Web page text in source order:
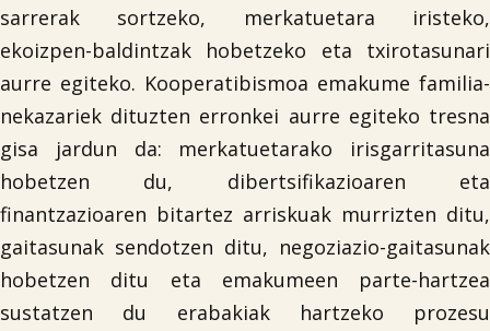
sarrerak sortzeko, merkatuetara iristeko,
ekoizpen-baldintzak hobetzeko eta txirotasunari
aurre egiteko. Kooperatibismoa emakume familia-
nekazariek dituzten erronkei aurre egiteko tresna
gisa jardun da: merkatuetarako irisgarritasuna
hobetzen du, dibertsifikazioaren eta
finantzazioaren bitartez arriskuak murrizten ditu,
gaitasunak sendotzen ditu, negoziazio-gaitasunak
hobetzen ditu eta emakumeen parte-hartzea
sustatzen du erabakiak hartzeko prozesu